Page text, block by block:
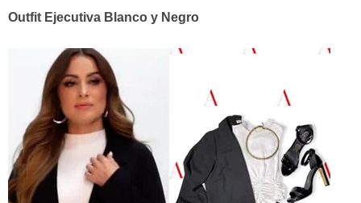
Outfit Ejecutiva Blanco y Negro